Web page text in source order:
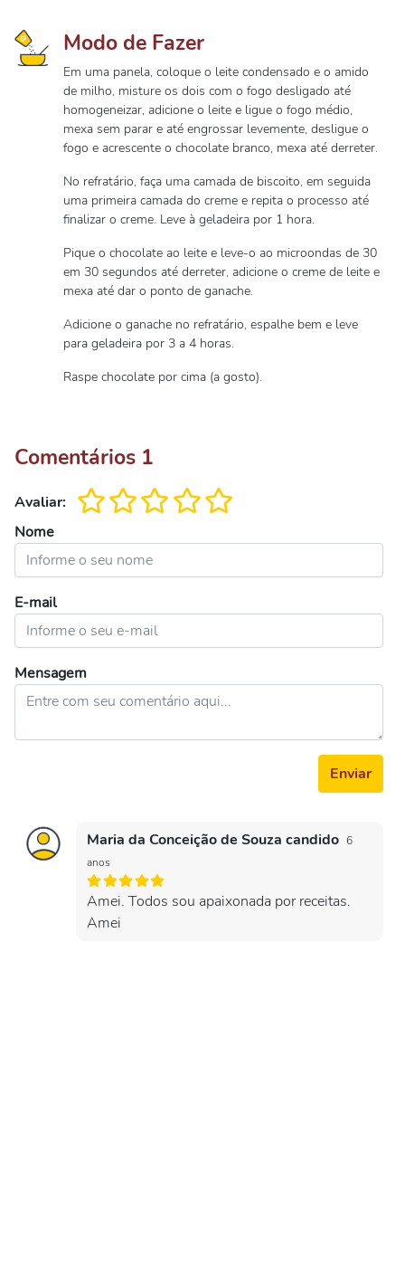
Modo de Fazer
Em uma panela, coloque o leite condensado e o amido
de milho, misture os dois com o fogo desligado até
homogeneizar, adicione o leite e ligue o fogo médio,
mexa sem parar e até engrossar levemente, desligue o
fogo e acrescente o chocolate branco, mexa até derreter.
No refratário, faça uma camada de biscoito, em seguida
uma primeira camada do creme e repita o processo até
finalizar o creme. Leve à geladeira por 1 hora.
Pique o chocolate ao leite e leve-o ao microondas de 30
em 30 segundos até derreter, adicione o creme de leite e
mexa até dar o ponto de ganache.
Adicione o ganache no refratário, espalhe bem e leve
para geladeira por 3 a 4 horas.
Raspe chocolate por cima (a gosto).
Comentários 1
Avaliar:
Nome
E-mail
Mensagem
Enviar
Maria da Conceição de Souza candido 6
anos
Amei. Todos sou apaixonada por receitas.
Amei